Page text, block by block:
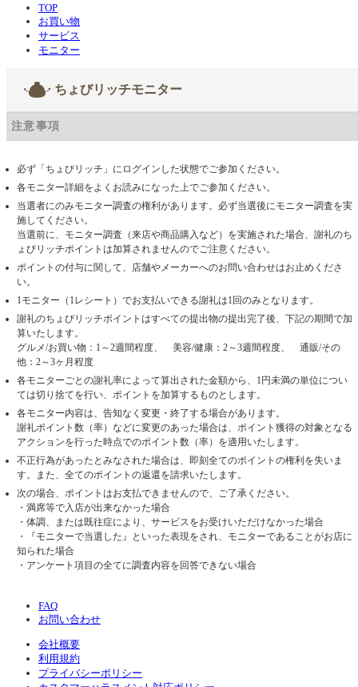
TOP
お買い物
サービス
モニター
ちょびリッチモニター
注意事項
必ず「ちょびリッチ」にログインした状態でご参加ください。
各モニター詳細をよくお読みになった上でご参加ください。
当選者にのみモニター調査の権利があります。必ず当選後にモニター調査を実
施してください。
当選前に、モニター調査（来店や商品購入など）を実施された場合、謝礼のち
ょびリッチポイントは加算されませんのでご注意ください。
ポイントの付与に関して、店舗やメーカーへのお問い合わせはお止めくださ
い。
1モニター（1レシート）でお支払いできる謝礼は1回のみとなります。
謝礼のちょびリッチポイントはすべての提出物の提出完了後、下記の期間で加
算いたします。
グルメ/お買い物：1～2週間程度、 美容/健康：2～3週間程度、 通販/その
他：2～3ヶ月程度
各モニターごとの謝礼率によって算出された金額から、1円未満の単位につい
ては切り捨てを行い、ポイントを加算するものとします。
各モニター内容は、告知なく変更・終了する場合があります。
謝礼ポイント数（率）などに変更のあった場合は、ポイント獲得の対象となる
アクションを行った時点でのポイント数（率）を適用いたします。
不正行為があったとみなされた場合は、即刻全てのポイントの権利を失いま
す。また、全てのポイントの返還を請求いたします。
次の場合、ポイントはお支払できませんので、ご了承ください。
・満席等で入店が出来なかった場合
・体調、または既往症により、サービスをお受けいただけなかった場合
・『モニターで当選した』といった表現をされ、モニターであることがお店に
知られた場合
・アンケート項目の全てに調査内容を回答できない場合
FAQ
お問い合わせ
会社概要
利用規約
プライバシーポリシー